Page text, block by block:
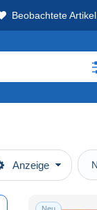
Beobachtete Artikel
Anzeige